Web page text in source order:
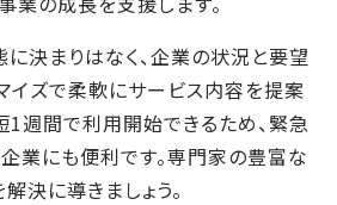
決まりはなく、企業の状況と要望
イズで柔軟にサービス内容を提案
1週間で利用開始できるため、緊急
業にも便利です。専門家の豊富な
決に導きましょう。